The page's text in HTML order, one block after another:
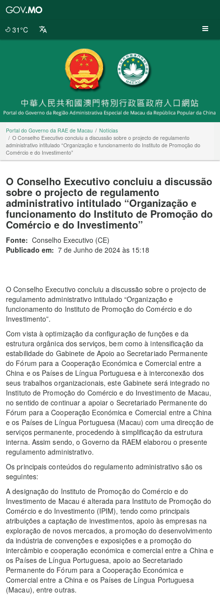
31°C
Portal do Governo da RAE de Macau
Notícias
O Conselho Executivo concluiu a discussão sobre o projecto de regulamento
administrativo intitulado “Organização e funcionamento do Instituto de Promoção do
Comércio e do Investimento”
O Conselho Executivo concluiu a discussão
sobre o projecto de regulamento
administrativo intitulado “Organização e
funcionamento do Instituto de Promoção do
Comércio e do Investimento”
Fonte: Conselho Executivo (CE)
Publicado em: 7 de Junho de 2024 às 15:18
O Conselho Executivo concluiu a discussão sobre o projecto de
regulamento administrativo intitulado “Organização e
funcionamento do Instituto de Promoção do Comércio e do
Investimento”.
Com vista à optimização da configuração de funções e da
estrutura orgânica dos serviços, bem como à intensificação da
estabilidade do Gabinete de Apoio ao Secretariado Permanente
do Fórum para a Cooperação Económica e Comercial entre a
China e os Países de Língua Portuguesa e à interconexão dos
seus trabalhos organizacionais, este Gabinete será integrado no
Instituto de Promoção do Comércio e do Investimento de Macau,
no sentido de continuar a apoiar o Secretariado Permanente do
Fórum para a Cooperação Económica e Comercial entre a China
e os Países de Língua Portuguesa (Macau) com uma direcção de
serviços permanente, procedendo à simplificação da estrutura
interna. Assim sendo, o Governo da RAEM elaborou o presente
regulamento administrativo.
Os principais conteúdos do regulamento administrativo são os
seguintes:
A designação do Instituto de Promoção do Comércio e do
Investimento de Macau é alterada para Instituto de Promoção do
Comércio e do Investimento (IPIM), tendo como principais
atribuições a captação de investimentos, apoio às empresas na
exploração de novos mercados, a promoção do desenvolvimento
da indústria de convenções e exposições e a promoção do
intercâmbio e cooperação económica e comercial entre a China e
os Países de Língua Portuguesa, apoio ao Secretariado
Permanente do Fórum para a Cooperação Económica e
Comercial entre a China e os Países de Língua Portuguesa
(Macau), entre outras.